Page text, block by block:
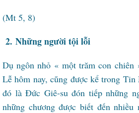
(Mt 5, 8)
2. Những người tội lỗi
Dụ ngôn nhỏ « một trăm con chiên
Lễ hôm nay, cũng được kể trong
đó là Đức Giê-su đón tiếp những
những chương được biết đến